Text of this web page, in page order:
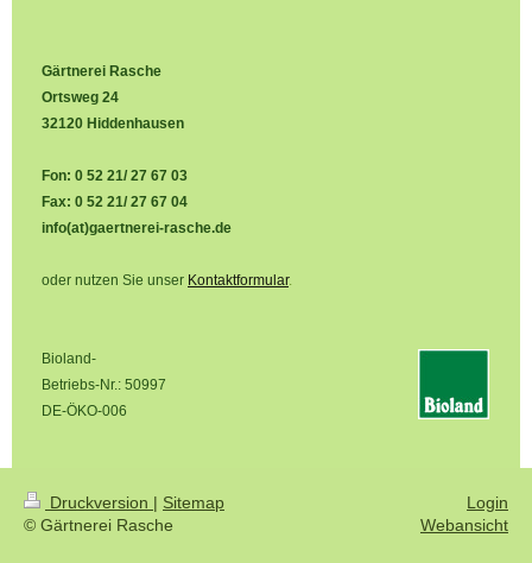
Gärtnerei Rasche
Ortsweg 24
32120 Hiddenhausen
Fon: 0 52 21/ 27 67 03
Fax: 0 52 21/ 27 67 04
info(at)gaertnerei-rasche.de
oder nutzen Sie unser Kontaktformular.
Bioland-
Betriebs-Nr.: 50997
DE-ÖKO-006
Druckversion | Sitemap
© Gärtnerei Rasche
Login
Webansicht